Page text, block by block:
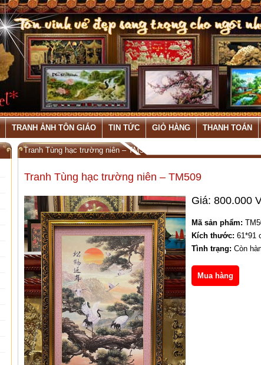
TRANH ẢNH TÔN GIÁO TIN TỨC GIỎ HÀNG THANH TOÁN
Tranh Tùng hạc trường niên – TM509
Tranh Tùng hạc trường niên – TM509
Giá: 800.000
Mã sản phẩm:
Kích thước: 61*91
Tình trạng: Còn